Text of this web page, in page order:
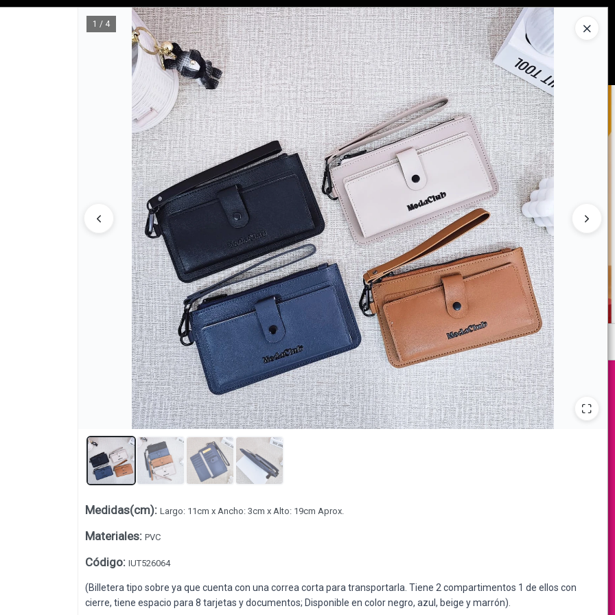
1 / 4
Medidas(cm): Largo: 11cm x Ancho: 3cm x Alto: 19cm Aprox.
Materiales: PVC
Código: IUT526064
(Billetera tipo sobre ya que cuenta con una correa corta para transportarla. Tiene 2 compartimentos 1 de ellos con
cierre, tiene espacio para 8 tarjetas y documentos; Disponible en color negro, azul, beige y marrón).
Tienda solo paraMAYORISTAS
Ingresar a la Tienda
CÓMO COMPRAR QUIÉNES SOMOS CONTACTO
Lista vacía